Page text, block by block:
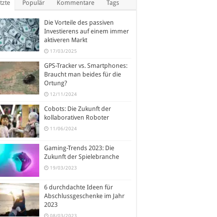
Populär Kommentare Tags
Die Vorteile des passiven
Investierens auf einem immer
aktiveren Markt
17/03/2025
GPS-Tracker vs. Smartphones:
Braucht man beides für die
Ortung?
12/11/2024
Cobots: Die Zukunft der
kollaborativen Roboter
11/06/2024
Gaming-Trends 2023: Die
Zukunft der Spielebranche
19/03/2023
6 durchdachte Ideen für
Abschlussgeschenke im Jahr
2023
08/03/2023